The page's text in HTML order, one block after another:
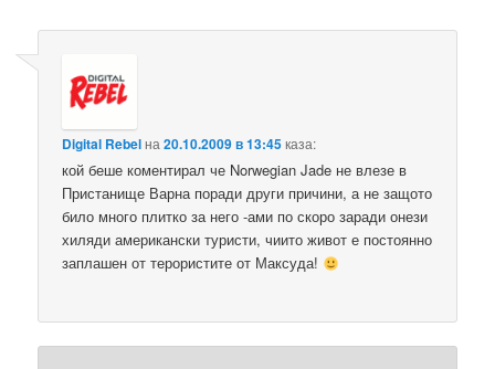
Digital Rebelна20.10.2009 в 13:45каза:
кой беше коментирал че Norwegian Jade не влезе в
Пристанище Варна поради други причини, а не защото
било много плитко за него -ами по скоро заради онези
хиляди американски туристи, чиито живот е постоянно
заплашен от терористите от Максуда!